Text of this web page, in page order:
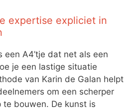
expertise expliciet in
een A4’tje dat net als een
je een lastige situatie
van Karin de Galan helpt
om een scherper
te bouwen. De kunst is